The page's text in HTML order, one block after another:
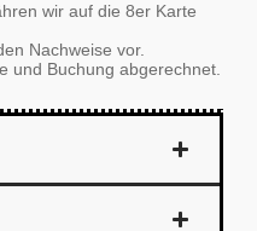
wir auf die 8er Karte
Nachweise vor.
und Buchung abgerechnet.